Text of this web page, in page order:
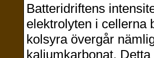
Batteridriftens
elektrolyten i cellerna
kolsyra övergår
kaliumkarbonat.